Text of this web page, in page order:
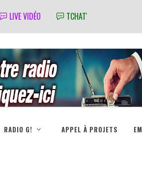
LIVE VIDÉO TCHAT'
RADIO G! APPEL À PROJETS